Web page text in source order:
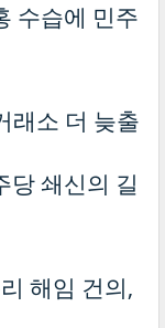
수습에 민주
래소 더 늦출
당 쇄신의 길
해임 건의,